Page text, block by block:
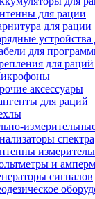
для рации
для рации
для
для раций
аксессуары
для раций
спектра
и
сигналов